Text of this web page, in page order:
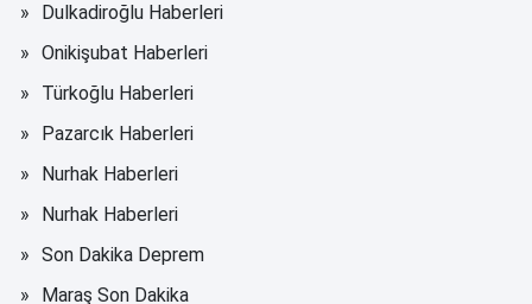
Dulkadiroğlu Haberleri
Onikişubat Haberleri
Türkoğlu Haberleri
Pazarcık Haberleri
Nurhak Haberleri
Nurhak Haberleri
Son Dakika Deprem
Maraş Son Dakika